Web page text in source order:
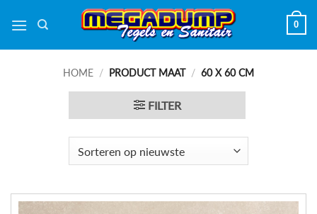
naar
0
HOME / PRODUCT MAAT / 60 X 60 CM
FILTER